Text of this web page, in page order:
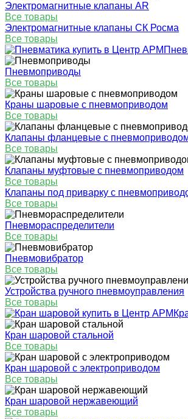
Электромагнитные клапаны AR
Все товары
Электромагнитные клапаны СК Росма
Все товары
Пневмоприводы
Все товары
Краны шаровые с пневмоприводом
Все товары
Клапаны фланцевые с
Все товары
Клапаны муфтовые с пневмоприводом
Все товары
Клапаны под приварку с
Все товары
Пневмораспределители
Все товары
Пневмовибратор
Все товары
Устройства ручного пневмоуправления
Все товары
Кран шаровой стальной
Все товары
Кран шаровой с электроприводом
Все товары
Кран шаровой нержавеющий
Все товары